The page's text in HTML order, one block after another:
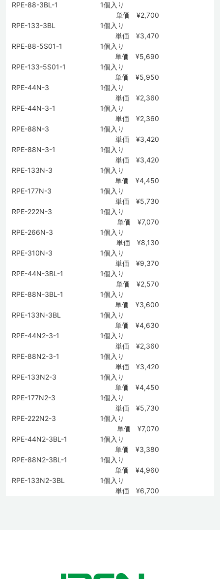
RPE-88-3BL-1
1個入り
単価 ¥2,700
RPE-133-3BL
1個入り
単価 ¥3,470
RPE-88-5S01-1
1個入り
単価 ¥5,690
RPE-133-5S01-1
1個入り
単価 ¥5,950
RPE-44N-3
1個入り
単価 ¥2,360
RPE-44N-3-1
1個入り
単価 ¥2,360
RPE-88N-3
1個入り
単価 ¥3,420
RPE-88N-3-1
1個入り
単価 ¥3,420
RPE-133N-3
1個入り
単価 ¥4,450
RPE-177N-3
1個入り
単価 ¥5,730
RPE-222N-3
1個入り
単価 ¥7,070
RPE-266N-3
1個入り
単価 ¥8,130
RPE-310N-3
1個入り
単価 ¥9,370
RPE-44N-3BL-1
1個入り
単価 ¥2,570
RPE-88N-3BL-1
1個入り
単価 ¥3,600
RPE-133N-3BL
1個入り
単価 ¥4,630
RPE-44N2-3-1
1個入り
単価 ¥2,360
RPE-88N2-3-1
1個入り
単価 ¥3,420
RPE-133N2-3
1個入り
単価 ¥4,450
RPE-177N2-3
1個入り
単価 ¥5,730
RPE-222N2-3
1個入り
単価 ¥7,070
RPE-44N2-3BL-1
1個入り
単価 ¥3,380
RPE-88N2-3BL-1
1個入り
単価 ¥4,960
RPE-133N2-3BL
1個入り
単価 ¥6,700